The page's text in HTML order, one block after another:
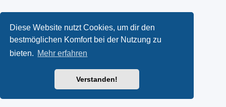
Diese Website nutzt Cookies, um dir den
bestmöglichen Komfort bei der Nutzung zu
bieten. Mehr erfahren
Verstanden!